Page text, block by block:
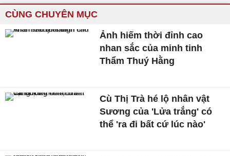
CÙNG CHUYÊN MỤC
Ảnh hiếm thời đỉnh cao
nhan sắc của minh tinh
Thẩm Thuý Hằng
Cù Thị Trà hé lộ nhân vật
Sương của 'Lửa trắng' có
thể 'ra đi bất cứ lúc nào'